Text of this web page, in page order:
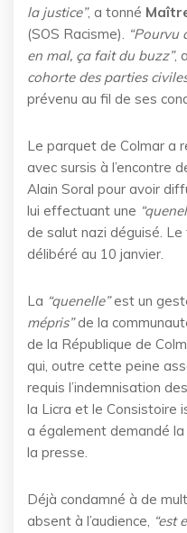
la justice”, a tonné
(SOS Racisme). “Pourvu
en mal, ça fait du buzz”,
cohorte des parties
prévenu au fil de ses
Le parquet de Colmar a
avec sursis à l’encontre
Alain Soral pour avoir
lui effectuant une
de salut nazi déguisé.
délibéré au 10 janvier.
La “quenelle”est un
mépris”de la
de la République de
qui, outre cette peine
requis l’indemnisation
la Licra et le Consistoire
a également demandé
la presse.
Déjà condamné à de
absent à l’audience, “est